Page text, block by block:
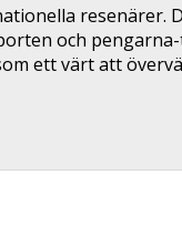
resenärer.
och
ett värt att